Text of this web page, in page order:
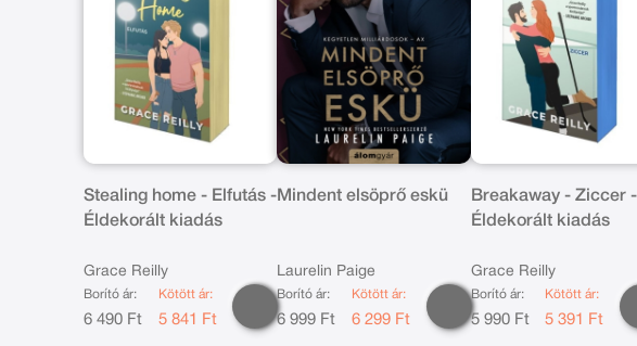
Stealing home - Elfutás -
Éldekorált kiadás
Grace Reilly
Borító ár:
6 490 Ft
Kötött ár:
5 841 Ft
Mindent elsöprő eskü
Laurelin Paige
Borító ár:
6 999 Ft
Kötött ár:
6 299 Ft
Breakaway - Ziccer -
Éldekorált kiadás
Grace Reilly
Borító ár:
5 990 Ft
Kötött ár:
5 391 Ft